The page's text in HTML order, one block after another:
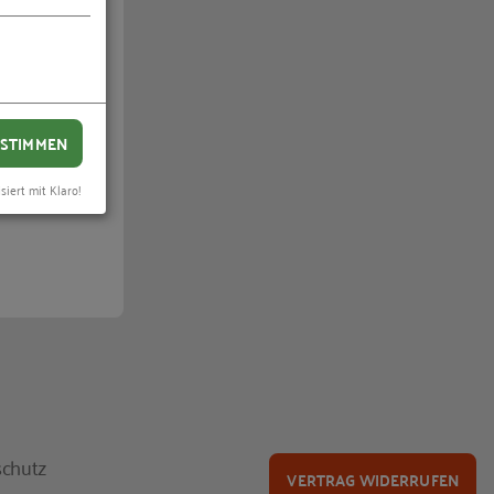
VERTRAG WIDERRUFEN
mit Klaro!